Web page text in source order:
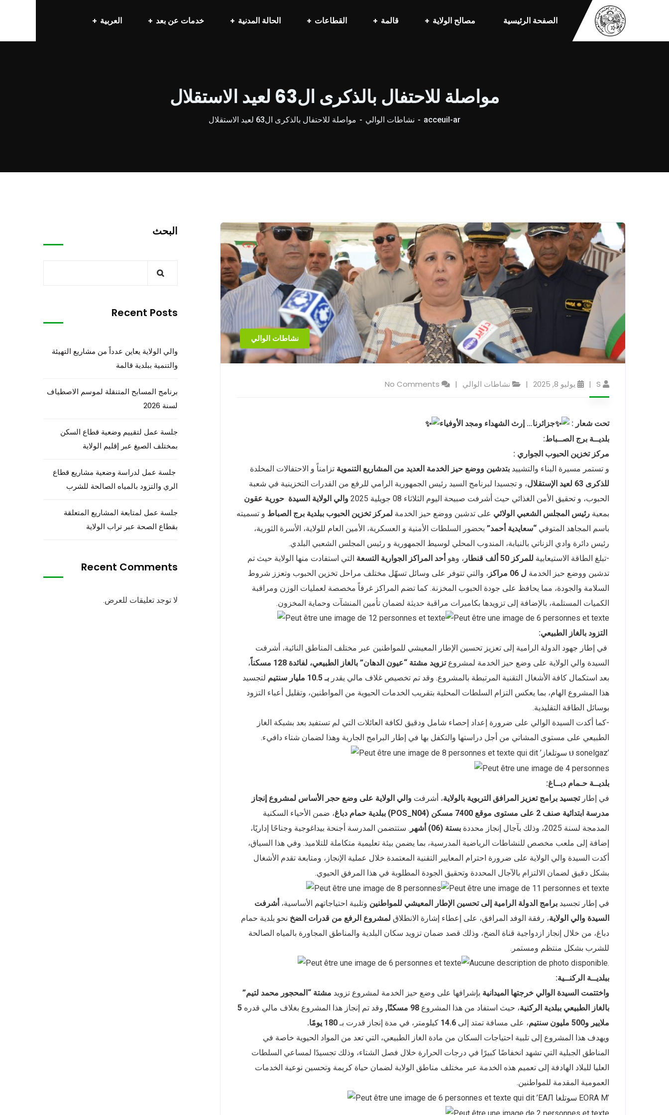
الصفحة الرئيسية مصالح الولاية قالمة القطاعات الحالة المدنية خدمات عن بعد العربية
مواصلة للاحتفال بالذكرى ال63 لعيد الاستقلال
acceuil-ar نشاطات الوالي مواصلة للاحتفال بالذكرى ال63 لعيد الاستقلال
نشاطات الوالي
S يوليو 8, 2025 نشاطات الوالي No Comments
تحت شعار :
جزائرنا… إرث الشهداء ومجد الأوفياء
بلديــة برج الصــباط:
مركز تخزين الحبوب الجواري :
و تستمر مسيرة البناء والتشييد بتدشين ووضع حيز الخدمة العديد من المشاريع التنموية تزامناً و الاحتفالات المخلدة
للذكرى 63 لعيد الإستقلال
، و تجسيدا لبرنامج السيد رئيس الجمهورية الرامي للرفع من القدرات التخزينية في شعبة
الحبوب، و تحقيق الأمن الغذائي حيث أشرفت صبيحة اليوم الثلاثاء 08 جويلية 2025
والي الولاية السيدة حورية عقون
بمعية رئيس المجلس الشعبي الولائي على تدشين ووضع حيز الخدمة لمركز تخزين الحبوب ببلدية برج الصباط و تسميته
باسم المجاهد المتوفي “سعايدية أحمد” بحضور السلطات الأمنية و العسكرية، الأمين العام للولاية، الأسرة الثورية،
رئيس دائرة وادي الزناتي بالنيابة، المندوب المحلي لوسيط الجمهورية و رئيس المجلس الشعبي البلدي.
-تبلغ الطاقة الاستيعابية للمركز 50 ألف قنطار ، وهو أحد المراكز الجوارية التسعة التي استفادت منها الولاية حيث تم
تدشين ووضع حيز الخدمة ل 06 مراكز
، والتي تتوفر على وسائل تسهّل مختلف مراحل تخزين الحبوب وتعزز شروط
السلامة والجودة، مما يحافظ على جودة الحبوب المخزنة. كما تضم المراكز غرفاً مخصصة لعمليات الوزن ومراقبة
الكميات المستلمة، بالإضافة إلى تزويدها بكاميرات مراقبة حديثة لضمان تأمين المنشآت وحماية المخزون.
التزود بالغاز الطبيعي:
في إطار جهود الدولة الرامية إلى تعزيز تحسين الإطار المعيشي للمواطنين عبر مختلف المناطق النائية، أشرفت
السيدة والي الولاية على وضع حيز الخدمة لمشروعتزويد مشتة “عيون الدهان” بالغاز الطبيعي، لفائدة 128 مسكناً
،
بعد استكمال كافة الأشغال التقنية المرتبطة بالمشروع. وقد تم تخصيص غلاف مالي يقدر بـ 10.5 مليار سنتيم
لتجسيد
هذا المشروع الهام، بما يعكس التزام السلطات المحلية بتقريب الخدمات الحيوية من المواطنين، وتقليل أعباء التزود
بوسائل الطاقة التقليدية.
-كما أكدت السيدة الوالي على ضرورة إعداد إحصاء شامل ودقيق لكافة العائلات التي لم تستفيد بعد بشبكة الغاز
الطبيعي على مستوى المشاتي من أجل دراستها والتكفل بها في إطار البرامج الجارية وهذا لضمان شتاء دافيء.
بلديــة حـمام دبــاغ:
في إطارتجسيد برامج تعزيز المرافق التربوية بالولاية، أشرفت والي الولاية على وضع حجر الأساس لمشروع إنجاز
مدرسة ابتدائية صنف 2 على مستوى موقع 7400 مسكن (POS_N04) ببلدية حمام دباغ
، ضمن الأحياء السكنية
المدمجة لسنة 2025، وذلك بآجال إنجاز محددة
بستة (06) أشهر
. ستتضمن المدرسة أجنحة بيداغوجية وجناحًا إداريًا،
إضافة إلى ملعب مخصص للنشاطات الرياضية المدرسية، بما يضمن بيئة تعليمية متكاملة للتلاميذ. وفي هذا السياق،
أكدت السيدة والي الولاية على ضرورة احترام المعايير التقنية المعتمدة خلال عملية الإنجاز، ومتابعة تقدم الأشغال
بشكل دقيق لضمان الالتزام بالآجال المحددة وتحقيق الجودة المطلوبة في هذا المرفق الحيوي.
في إطار تجسيد برامج الدولة الرامية إلى تحسين الإطار المعيشي للمواطنين وتلبية احتياجاتهم الأساسية، أشرفت
السيدة والي الولاية، رفقة الوفد المرافق، على إعطاء إشارة الانطلاق لمشروع الرفع من قدرات الضخ نحو بلدية حمام
دباغ، من خلال إنجاز ازدواجية قناة الضخ، وذلك قصد ضمان تزويد سكان البلدية والمناطق المجاورة بالمياه الصالحة
للشرب بشكل منتظم ومستمر.
ببلديــة الركنــية:
واختتمت السيدة الوالي خرجتها الميدانية بإشرافها على وضع حيز الخدمة لمشروع تزويد مشتة “المحجور محمد لتيم”
بالغاز الطبيعي ببلدية الركنية، حيث استفاد من هذا المشروع 98 مسكنًا, وقد تم إنجاز هذا المشروع بغلاف مالي قدره 5
ملايير و500 مليون سنتيم
، على مسافة تمتد إلى 14.6 كيلومتر، في مدة إنجاز قدرت بـ180 يومًا.
ويهدف هذا المشروع إلى تلبية احتياجات السكان من مادة الغاز الطبيعي، التي تعد من المواد الحيوية خاصة في
المناطق الجبلية التي تشهد انخفاضًا كبيرًا في درجات الحرارة خلال فصل الشتاء، وذلك تجسيدًا لمساعي السلطات
العليا للبلاد الهادفة إلى تعميم هذه الخدمة عبر مختلف مناطق الولاية لضمان حياة كريمة وتحسين نوعية الخدمات
العمومية المقدمة للمواطنين.
البحث
Recent Posts
والي الولاية يعاين عدداً من مشاريع التهيئة
والتنمية ببلدية قالمة
برنامج المسابح المتنقلة لموسم الاصطياف
لسنة 2026
جلسة عمل لتقييم وضعية قطاع السكن
بمختلف الصيغ عبر إقليم الولاية
جلسة عمل لدراسة وضعية مشاريع قطاع
الري والتزود بالمياه الصالحة للشرب
جلسة عمل لمتابعة المشاريع المتعلقة
بقطاع الصحة عبر تراب الولاية
Recent Comments
لا توجد تعليقات للعرض.